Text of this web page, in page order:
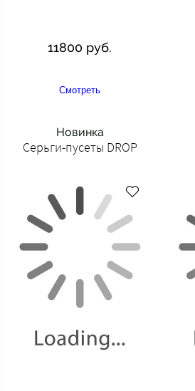
11800 руб.
Смотреть
Новинка
Серьги-пусеты DROP